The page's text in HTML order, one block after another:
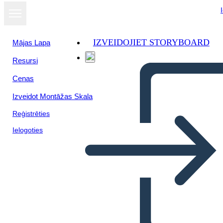
Mājas Lapa
Resursi
Cenas
Izveidot Montāžas Skala
Reģistrēties
Ielogoties
IZVEIDOJIET STORYBOARD